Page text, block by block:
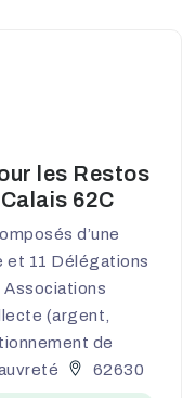
les Restos
62C
d’une
et 11 Délégations
Associations
(argent,
de
62630